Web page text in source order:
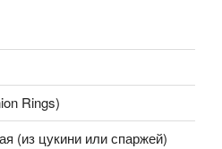
Rings)
(из цукини или спаржей)